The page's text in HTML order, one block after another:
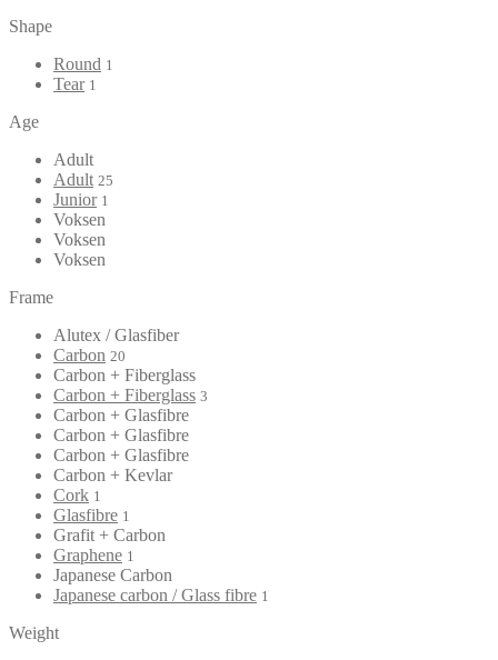
Shape
Round 1
Tear 1
Age
Adult
Adult 25
Junior 1
Voksen
Voksen
Voksen
Frame
Alutex / Glasfiber
Carbon 20
Carbon + Fiberglass
Carbon + Fiberglass 3
Carbon + Glasfibre
Carbon + Glasfibre
Carbon + Glasfibre
Carbon + Kevlar
Cork 1
Glasfibre 1
Grafit + Carbon
Graphene 1
Japanese Carbon
Japanese carbon / Glass fibre 1
Weight